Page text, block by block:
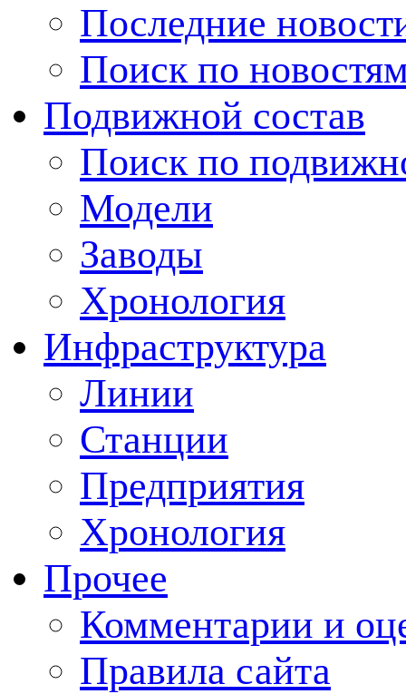
Последние
Поиск по
Подвижной состав
Поиск по
Модели
Заводы
Хронология
Инфраструктура
Линии
Станции
Предприятия
Хронология
Прочее
Комментарии и
Правила сайта